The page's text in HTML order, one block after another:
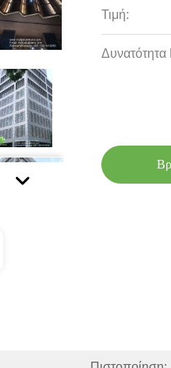
Τιμή:
Δυνατότητα